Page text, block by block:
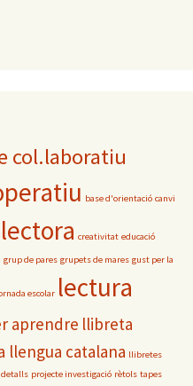
col.laboratiu
base d'orientació canvi
creativitat educació
grup de pares grupets de mares gust per la
escolar lectura
aprendre llibreta
llengua catalana llibretes
projecte investigació rètols tapes